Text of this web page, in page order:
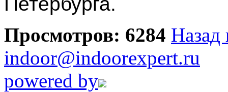
Просмотров: 6284 Назад
indoor@indoorexpert.ru
powered by